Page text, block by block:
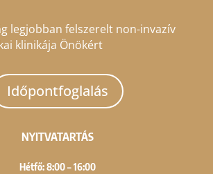
legjobban felszerelt non-invazív
klinikája Önökért
Időpontfoglalás
NYITVATARTÁS
Hétfő: 8:00 – 16:00